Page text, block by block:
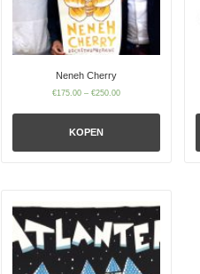
Neneh Cherry
€175.00 –€250.00
KOPEN